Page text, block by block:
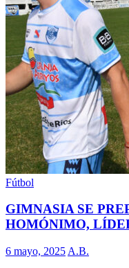
Fútbol
GIMNASIA SE
HOMÓNIMO,
6 mayo, 2025 A.B.